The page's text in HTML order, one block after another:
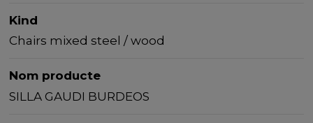
Kind
Chairs mixed steel / wood
Nom producte
SILLA GAUDI BURDEOS